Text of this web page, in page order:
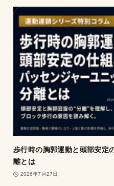
歩行時の胸郭運動と頭部安定
離とは
2026年7月27日